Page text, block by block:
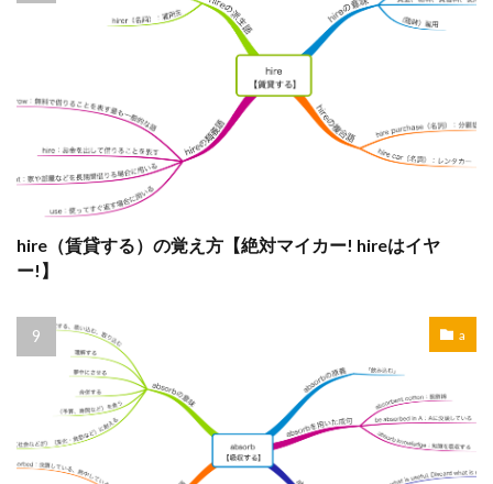
hire（賃貸する）の覚え方【絶対マイカー! hireはイヤ
ー!】
a